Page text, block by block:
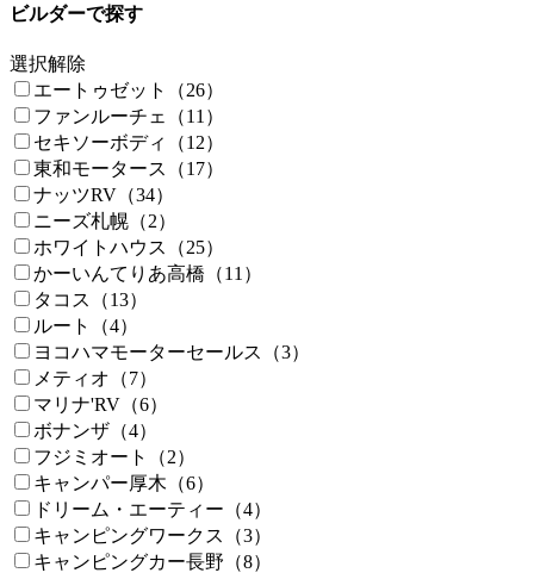
ビルダーで探す
選択解除
エートゥゼット（26）
ファンルーチェ（11）
セキソーボディ（12）
東和モータース（17）
ナッツRV（34）
ニーズ札幌（2）
ホワイトハウス（25）
かーいんてりあ高橋（11）
タコス（13）
ルート（4）
ヨコハマモーターセールス（3）
メティオ（7）
マリナ'RV（6）
ボナンザ（4）
フジミオート（2）
キャンパー厚木（6）
ドリーム・エーティー（4）
キャンピングワークス（3）
キャンピングカー長野（8）